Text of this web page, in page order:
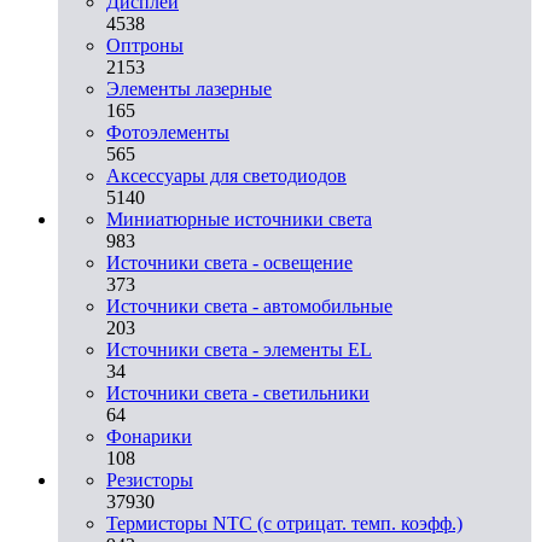
4538
Оптроны
2153
Элементы лазерные
165
Фотоэлементы
565
Аксессуары для светодиодов
5140
Миниатюрные источники света
983
Источники света - освещение
373
Источники света - автомобильные
203
Источники света - элементы EL
34
Источники света - светильники
64
Фонарики
108
Резисторы
37930
Термисторы NTC (с отрицат. темп. коэфф.)